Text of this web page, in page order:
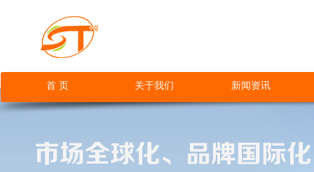
首 页 关于我们 新闻资讯